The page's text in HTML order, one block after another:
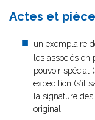
Actes et
un exemplaire
les associés en
pouvoir spécial
expédition (s’il
la signature
original